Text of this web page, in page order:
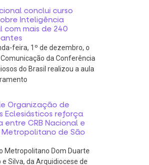
conclui curso
Inteligência
com mais de 240
feira, 1º de dezembro, o
da Conferência
do Brasil realizou a aula
Organização de
Eclesiásticos reforça
entre CRB Nacional e
Metropolitano de São
Metropolitano Dom Duarte
e Silva, da Arquidiocese de